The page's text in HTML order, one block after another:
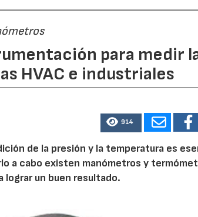
para medir
HVAC e industriales
914
de la presión y la temperatura es
a cabo existen manómetros y
lograr un buen resultado.
28/07/2026